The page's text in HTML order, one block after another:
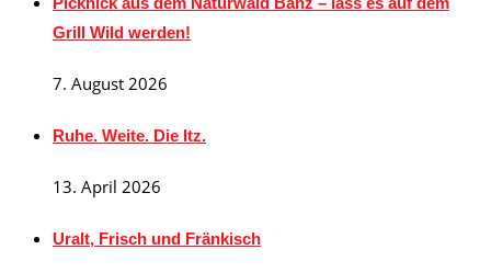
Grill Wild werden!
7. August 2026
Ruhe. Weite. Die Itz.
13. April 2026
Uralt, Frisch und Fränkisch